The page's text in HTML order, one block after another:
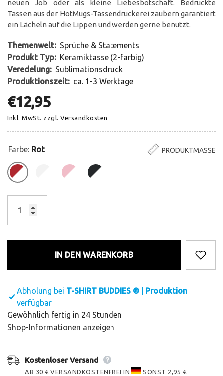
neuen Job oder als kleine Liebesbotschaft. Bedruckte
Tassen aus der HotMugs-Tassendruckereizaubern garantiert
ein Lächeln auf die Lippen und werden gerne benutzt.
Themenwelt: Sprüche & Statements
Produkt Typ: Keramiktasse (2-farbig)
Veredelung: Sublimationsdruck
Produktionszeit: ca. 1-3 Werktage
€12,95
Inkl. MwSt. zzgl. Versandkosten
Farbe: Rot PRODUKTMASSE
IN DEN WARENKORB
Abholung bei T-SHIRT BUDDIES ® | Produktion
verfügbar
Gewöhnlich fertig in 24 Stunden
Shop-Informationen anzeigen
Kostenloser Versand
AB 30 € VERSANDKOSTENFREI IN SONST 2,95 €.